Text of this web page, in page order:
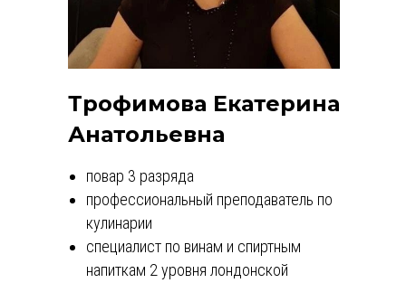
Трофимова Екатерина
Анатольевна
повар 3 разряда
профессиональный преподаватель по
кулинарии
специалист по винам и спиртным
напиткам 2 уровня лондонской